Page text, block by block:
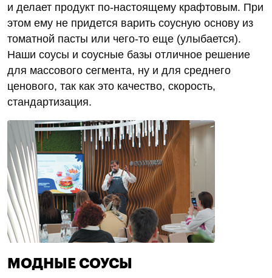
и делает продукт по-настоящему крафтовым. При
этом ему не придется варить соусную основу из
томатной пасты или чего-то еще (улыбается).
Наши соусы и соусные базы отличное решение
для массового сегмента, ну и для среднего
ценового, так как это качество, скорость,
стандартизация.
МОДНЫЕ СОУСЫ